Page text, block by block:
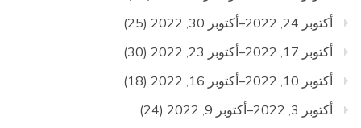
أكتوبر 24, 2022–أكتوبر 30, 2022
(25)
أكتوبر 17, 2022–أكتوبر 23, 2022
(30)
أكتوبر 10, 2022–أكتوبر 16, 2022
(18)
أكتوبر 3, 2022–أكتوبر 9, 2022
(24)